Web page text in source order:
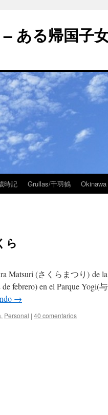
ある帰国子
時記 Grullas/千羽鶴 Okinawa
ら
Matsuri (さくらまつり) de
febrero) en el Parque Yogi(
→
, Personal | 40 comentarios